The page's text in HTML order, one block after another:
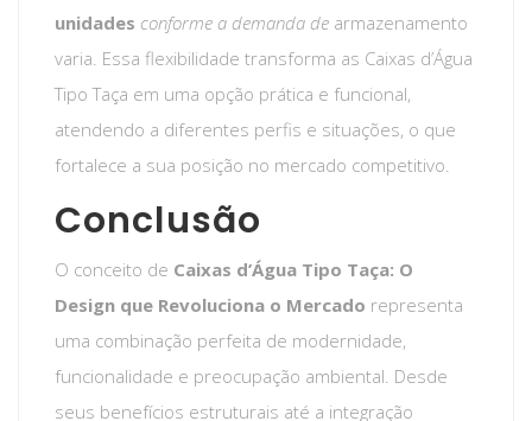
unidades conforme a demanda de armazenamento
varia. Essa flexibilidade transforma as Caixas d’Água
Tipo Taça em uma opção prática e funcional,
atendendo a diferentes perfis e situações, o que
fortalece a sua posição no mercado competitivo.
Conclusão
O conceito de Caixas d’Água Tipo Taça: O
Design que Revoluciona o Mercado representa
uma combinação perfeita de modernidade,
funcionalidade e preocupação ambiental. Desde
seus benefícios estruturais até a integração